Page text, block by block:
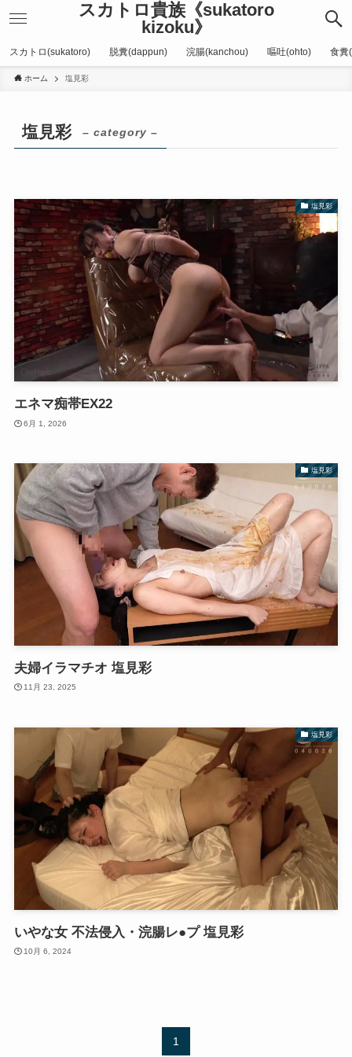
スカトロ貴族《sukatoro
kizoku》
スカトロ(sukatoro) 脱糞(dappun) 浣腸(kanchou) 嘔吐(ohto) 食糞
ホーム 塩見彩
塩見彩 – category –
塩見彩
エネマ痴帯EX22
6月 1, 2026
塩見彩
夫婦イラマチオ 塩見彩
11月 23, 2025
塩見彩
いやな女 不法侵入・浣腸レ●プ 塩見彩
10月 6, 2024
1